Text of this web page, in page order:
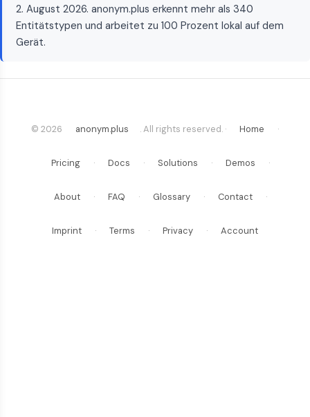
2. August 2026. anonym.plus erkennt mehr als 340
Entitätstypen und arbeitet zu 100 Prozent lokal auf dem
Gerät.
© 2026 anonym.plus . All rights reserved. · Home ·
Pricing · Docs · Solutions · Demos ·
About · FAQ · Glossary · Contact ·
Imprint · Terms · Privacy · Account